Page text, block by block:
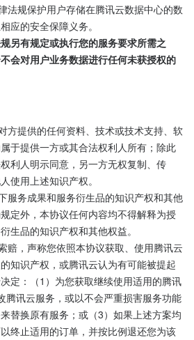
法规保护用户存储在腾讯云数据中心的数
应的安全保障义务。
另有规定或执行您的服务要求所需之
会对用户业务数据进行任何未获授权的
方提供的任何资料、技术或技术支持、软
于提供一方或其合法权利人所有；除此
利人明示同意，另一方无权复制、传
使用上述知识产权。
服务成果和服务衍生品的知识产权和其他
定外，本协议任何内容均不得解释为授
生品的知识产权和其他权益。
赔，声称您依照本协议获取、使用腾讯云
知识产权，或腾讯云认为有可能被提起
定：（1）为您获取继续使用适用的腾讯
腾讯云服务，或以不会严重损害服务功能
替换原有服务；或（3）如果上述方案均
终止适用的订单，并按比例退还您为该